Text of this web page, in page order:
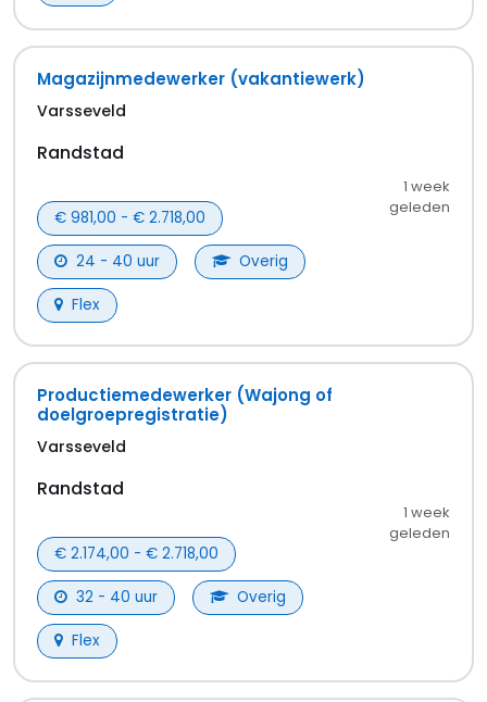
Magazijnmedewerker (vakantiewerk)
Varsseveld
Randstad
€ 981,00 - € 2.718,00
24 - 40 uur Overig
Flex
1 week
geleden
Productiemedewerker (Wajong of
doelgroepregistratie)
Varsseveld
Randstad
€ 2.174,00 - € 2.718,00
32 - 40 uur Overig
Flex
1 week
geleden